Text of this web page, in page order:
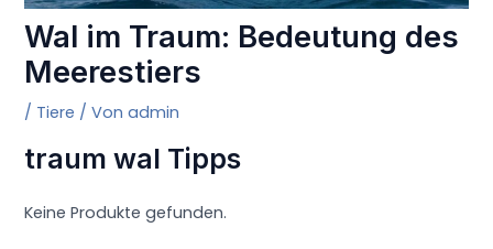
Wal im Traum: Bedeutung des
Meerestiers
/ Tiere / Vonadmin
traum wal Tipps
Keine Produkte gefunden.